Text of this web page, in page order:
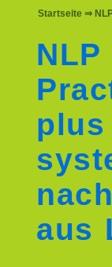
Startseite ⇒
aus